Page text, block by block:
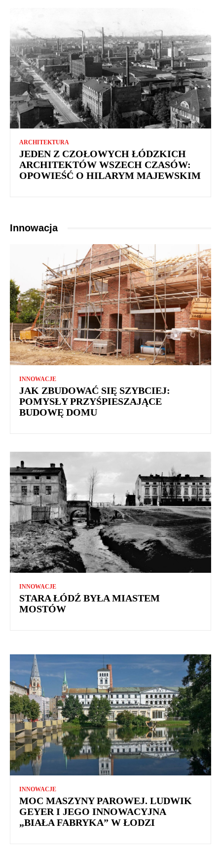
ARCHITEKTURA
JEDEN Z CZOŁOWYCH ŁÓDZKICH
ARCHITEKTÓW WSZECH CZASÓW:
OPOWIEŚĆ O HILARYM MAJEWSKIM
Innowacja
INNOWACJE
JAK ZBUDOWAĆ SIĘ SZYBCIEJ:
POMYSŁY PRZYŚPIESZAJĄCE
BUDOWĘ DOMU
INNOWACJE
STARA ŁÓDŹ BYŁA MIASTEM
MOSTÓW
INNOWACJE
MOC MASZYNY PAROWEJ. LUDWIK
GEYER I JEGO INNOWACYJNA
„BIAŁA FABRYKA” W ŁODZI